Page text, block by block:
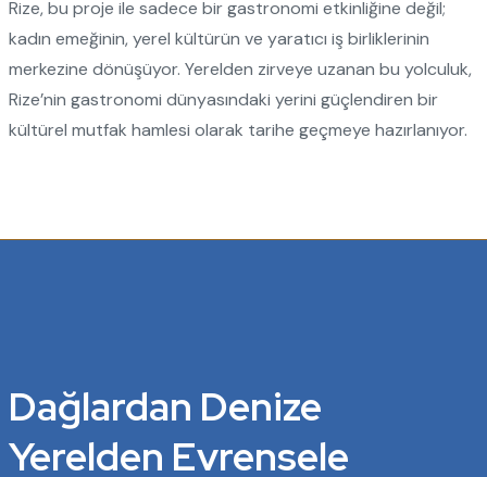
Rize, bu proje ile sadece bir gastronomi etkinliğine değil;
kadın emeğinin, yerel kültürün ve yaratıcı iş birliklerinin
merkezine dönüşüyor. Yerelden zirveye uzanan bu yolculuk,
Rize’nin gastronomi dünyasındaki yerini güçlendiren bir
kültürel mutfak hamlesi olarak tarihe geçmeye hazırlanıyor.
Dağlardan Denize
Yerelden Evrensele